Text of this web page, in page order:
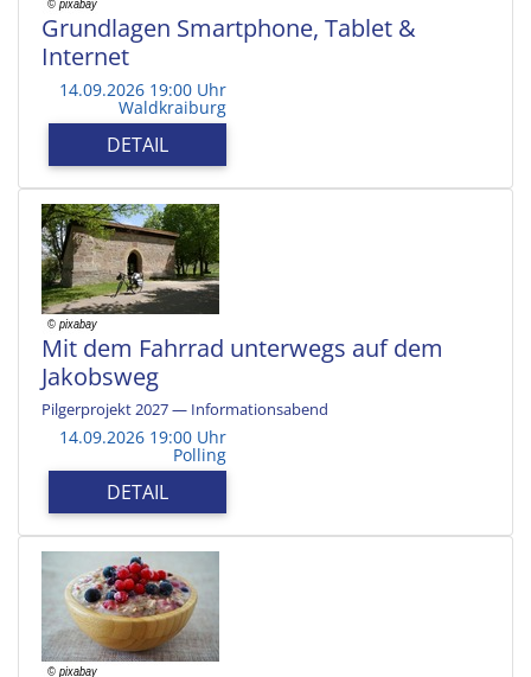
Grundlagen Smartphone, Tablet &
Internet
14.09.2026 19:00 Uhr
Waldkraiburg
DETAIL
Mit dem Fahrrad unterwegs auf dem
Jakobsweg
Pilgerprojekt 2027 — Informationsabend
14.09.2026 19:00 Uhr
Polling
DETAIL